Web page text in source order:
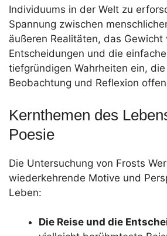
Individuums in der Welt zu
Spannung zwischen
äußeren Realitäten, das Gewicht
Entscheidungen und die
tiefgründigen Wahrheiten ein,
Beobachtung und Reflexion
Kernthemen des
Poesie
Die Untersuchung von Frosts
wiederkehrende Motive und
Leben:
Die Reise und die